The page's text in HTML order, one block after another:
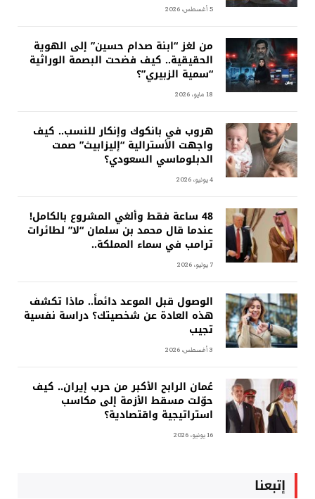
5 أغسطس، 2026
من لغز “ابنة صدام حسين” إلى الهوية
الحقيقية.. كيف فضحت البصمة الوراثية
“سمية الزبيري”؟
18 مايو، 2026
هروب في بانكوك وإنكار للنسب.. كيف
واجهت الأسترالية “إليزابيث” صمت
الدبلوماسي السعودي؟
4 يونيو، 2026
48 ساعة فقط وألغي المشروع بالكامل!
عندما قال محمد بن سلمان “لا” لطائرات
ترامب في سماء المملكة..
7 يوليو، 2026
الوصول قبل الموعد دائماً.. ماذا تكشف
هذه العادة عن شخصيتك؟ دراسة نفسية
تجيب
3 أغسطس، 2026
عُمان الرابح الأكبر من حرب إيران.. كيف
حوّلت مسقط الأزمة إلى مكاسب
استراتيجية واقتصادية؟
16 يونيو، 2026
إتبعنا